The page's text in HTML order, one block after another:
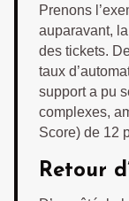
Prenons
auparavant,
des tickets.
taux
support a pu
complexes,
Score) de 12
Retour